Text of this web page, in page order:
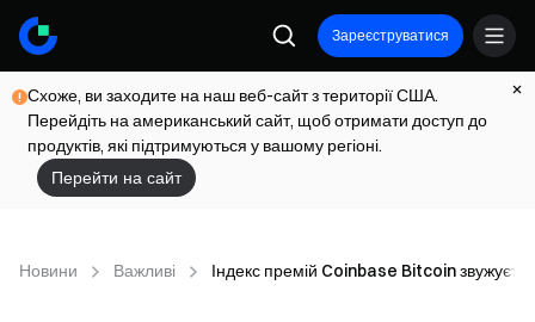
Зареєструватися
Схоже, ви заходите на наш веб-сайт з території США.
Перейдіть на американський сайт, щоб отримати доступ до
продуктів, які підтримуються у вашому регіоні.
Перейти на сайт
Новини Важливі Індекс премій Coinbase Bitcoin